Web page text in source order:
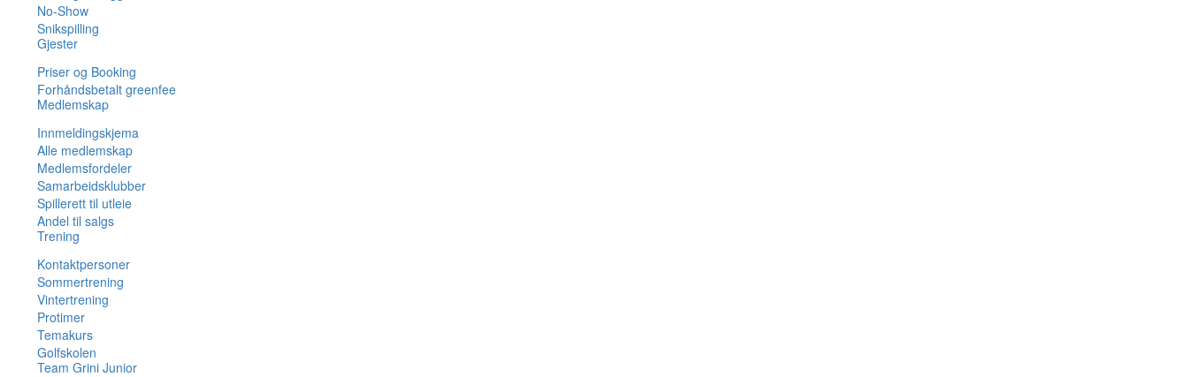
No-Show
Snikspilling
Gjester
Priser og Booking
Forhåndsbetalt greenfee
Medlemskap
Innmeldingskjema
Alle medlemskap
Medlemsfordeler
Samarbeidsklubber
Spillerett til utleie
Andel til salgs
Trening
Kontaktpersoner
Sommertrening
Vintertrening
Protimer
Temakurs
Golfskolen
Team Grini Junior